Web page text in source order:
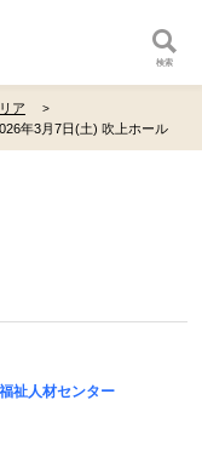
検索
ア
年3月7日(土) 吹上ホール
祉人材センター